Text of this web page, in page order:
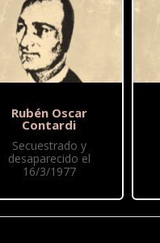
Rubén Oscar
Contardi
Secuestrado y
desaparecido el
16/3/1977